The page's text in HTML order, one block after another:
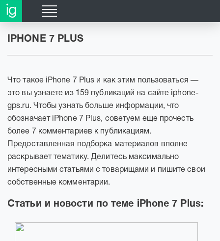
IPHONE 7 PLUS
Что такое iPhone 7 Plus и как этим пользоваться —
это вы узнаете из 159 публикаций на сайте iphone-
gps.ru. Чтобы узнать больше информации, что
обозначает iPhone 7 Plus, советуем еще прочесть
более 7 комментариев к публикациям.
Предоставленная подборка материалов вполне
раскрывает тематику. Делитесь максимально
интересными статьями с товарищами и пишите свои
собственные комментарии.
Статьи и новости по теме iPhone 7 Plus: